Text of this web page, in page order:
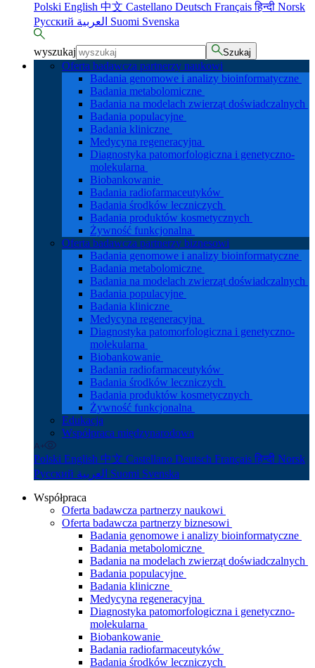
Polski English 中文 Castellano Deutsch Françaisहिन्दी Norsk
Русский
Suomi Svenska
wyszukaj Szukaj
Oferta badawcza partnerzy naukowi
Badania genomowe i analizy bioinformatyczne
Badania metabolomiczne
Badania na modelach zwierząt doświadczalnych
Badania populacyjne
Badania kliniczne
Medycyna regeneracyjna
Diagnostyka patomorfologiczna i genetyczno-
molekularna
Biobankowanie
Badania radiofarmaceutyków
Badania środków leczniczych
Badania produktów kosmetycznych
Żywność funkcjonalna
Oferta badawcza partnerzy biznesowi
Badania genomowe i analizy bioinformatyczne
Badania metabolomiczne
Badania na modelach zwierząt doświadczalnych
Badania populacyjne
Badania kliniczne
Medycyna regeneracyjna
Diagnostyka patomorfologiczna i genetyczno-
molekularna
Biobankowanie
Badania radiofarmaceutyków
Badania środków leczniczych
Badania produktów kosmetycznych
Żywność funkcjonalna
Edukacja
Współpraca międzynarodowa
Polski English 中文 Castellano Deutsch Français हिन्दी Norsk
Русский
Suomi Svenska
Współpraca
Oferta badawcza partnerzy naukowi
Oferta badawcza partnerzy biznesowi
Badania genomowe i analizy bioinformatyczne
Badania metabolomiczne
Badania na modelach zwierząt doświadczalnych
Badania populacyjne
Badania kliniczne
Medycyna regeneracyjna
Diagnostyka patomorfologiczna i genetyczno-
molekularna
Biobankowanie
Badania radiofarmaceutyków
Badania środków leczniczych